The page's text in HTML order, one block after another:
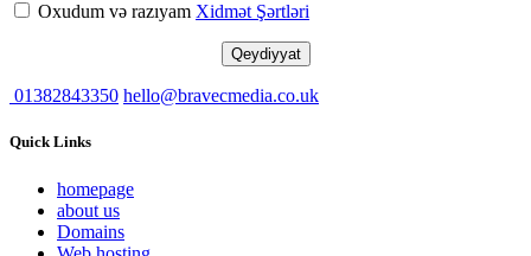
Oxudum və razıyam Xidmət Şərtləri
01382843350 hello@bravecmedia.co.uk
Quick Links
homepage
about us
Domains